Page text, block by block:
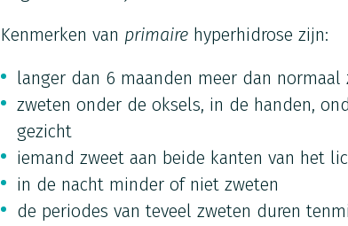
Kenmerken van primairehyperhidrose zijn:
langer dan 6 maanden meer dan normaal
zweten onder de oksels, in de handen,
gezicht
iemand zweet aan beide kanten van het
in de nacht minder of niet zweten
de periodes van teveel zweten duren